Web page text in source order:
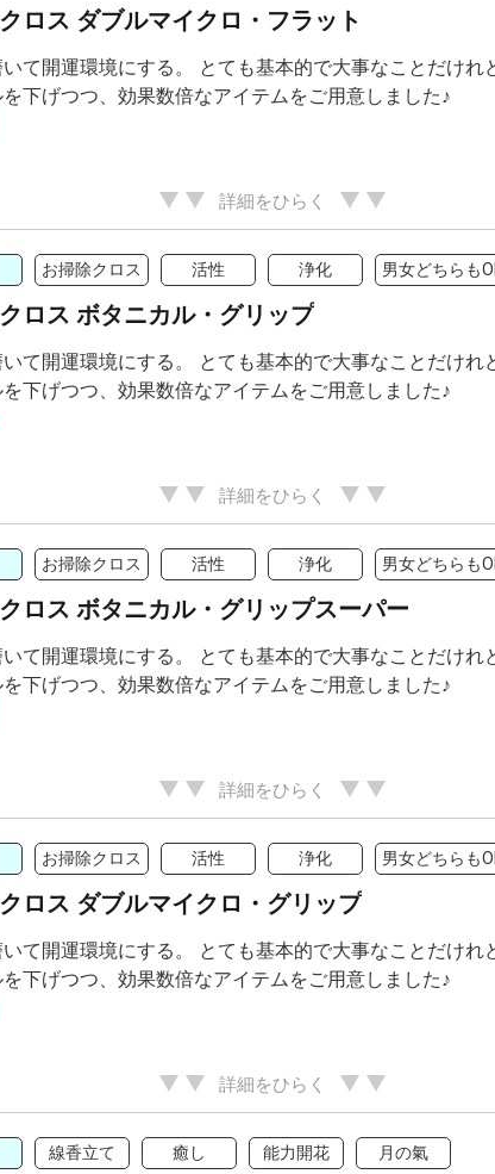
ロス ダブルマイクロ・フラット
て開運環境にする。 とても基本的で大事なことだけ
下げつつ、効果数倍なアイテムをご用意しました♪
詳細をひらく
お掃除クロス 活性 浄化 男女どちらも
ロス ボタニカル・グリップ
て開運環境にする。 とても基本的で大事なことだけ
下げつつ、効果数倍なアイテムをご用意しました♪
詳細をひらく
お掃除クロス 活性 浄化 男女どちらも
ロス ボタニカル・グリップスーパー
て開運環境にする。 とても基本的で大事なことだけ
下げつつ、効果数倍なアイテムをご用意しました♪
詳細をひらく
お掃除クロス 活性 浄化 男女どちらも
ロス ダブルマイクロ・グリップ
て開運環境にする。 とても基本的で大事なことだけ
下げつつ、効果数倍なアイテムをご用意しました♪
詳細をひらく
線香立て 癒し 能力開花 月の氣